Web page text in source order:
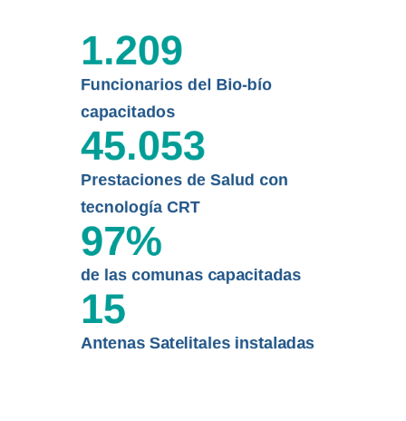
Funcionarios del Bio-bío
capacitados
1.209
Prestaciones de Salud con
tecnología CRT
45.053
de las comunas capacitadas
97%
Antenas Satelitales instaladas
15